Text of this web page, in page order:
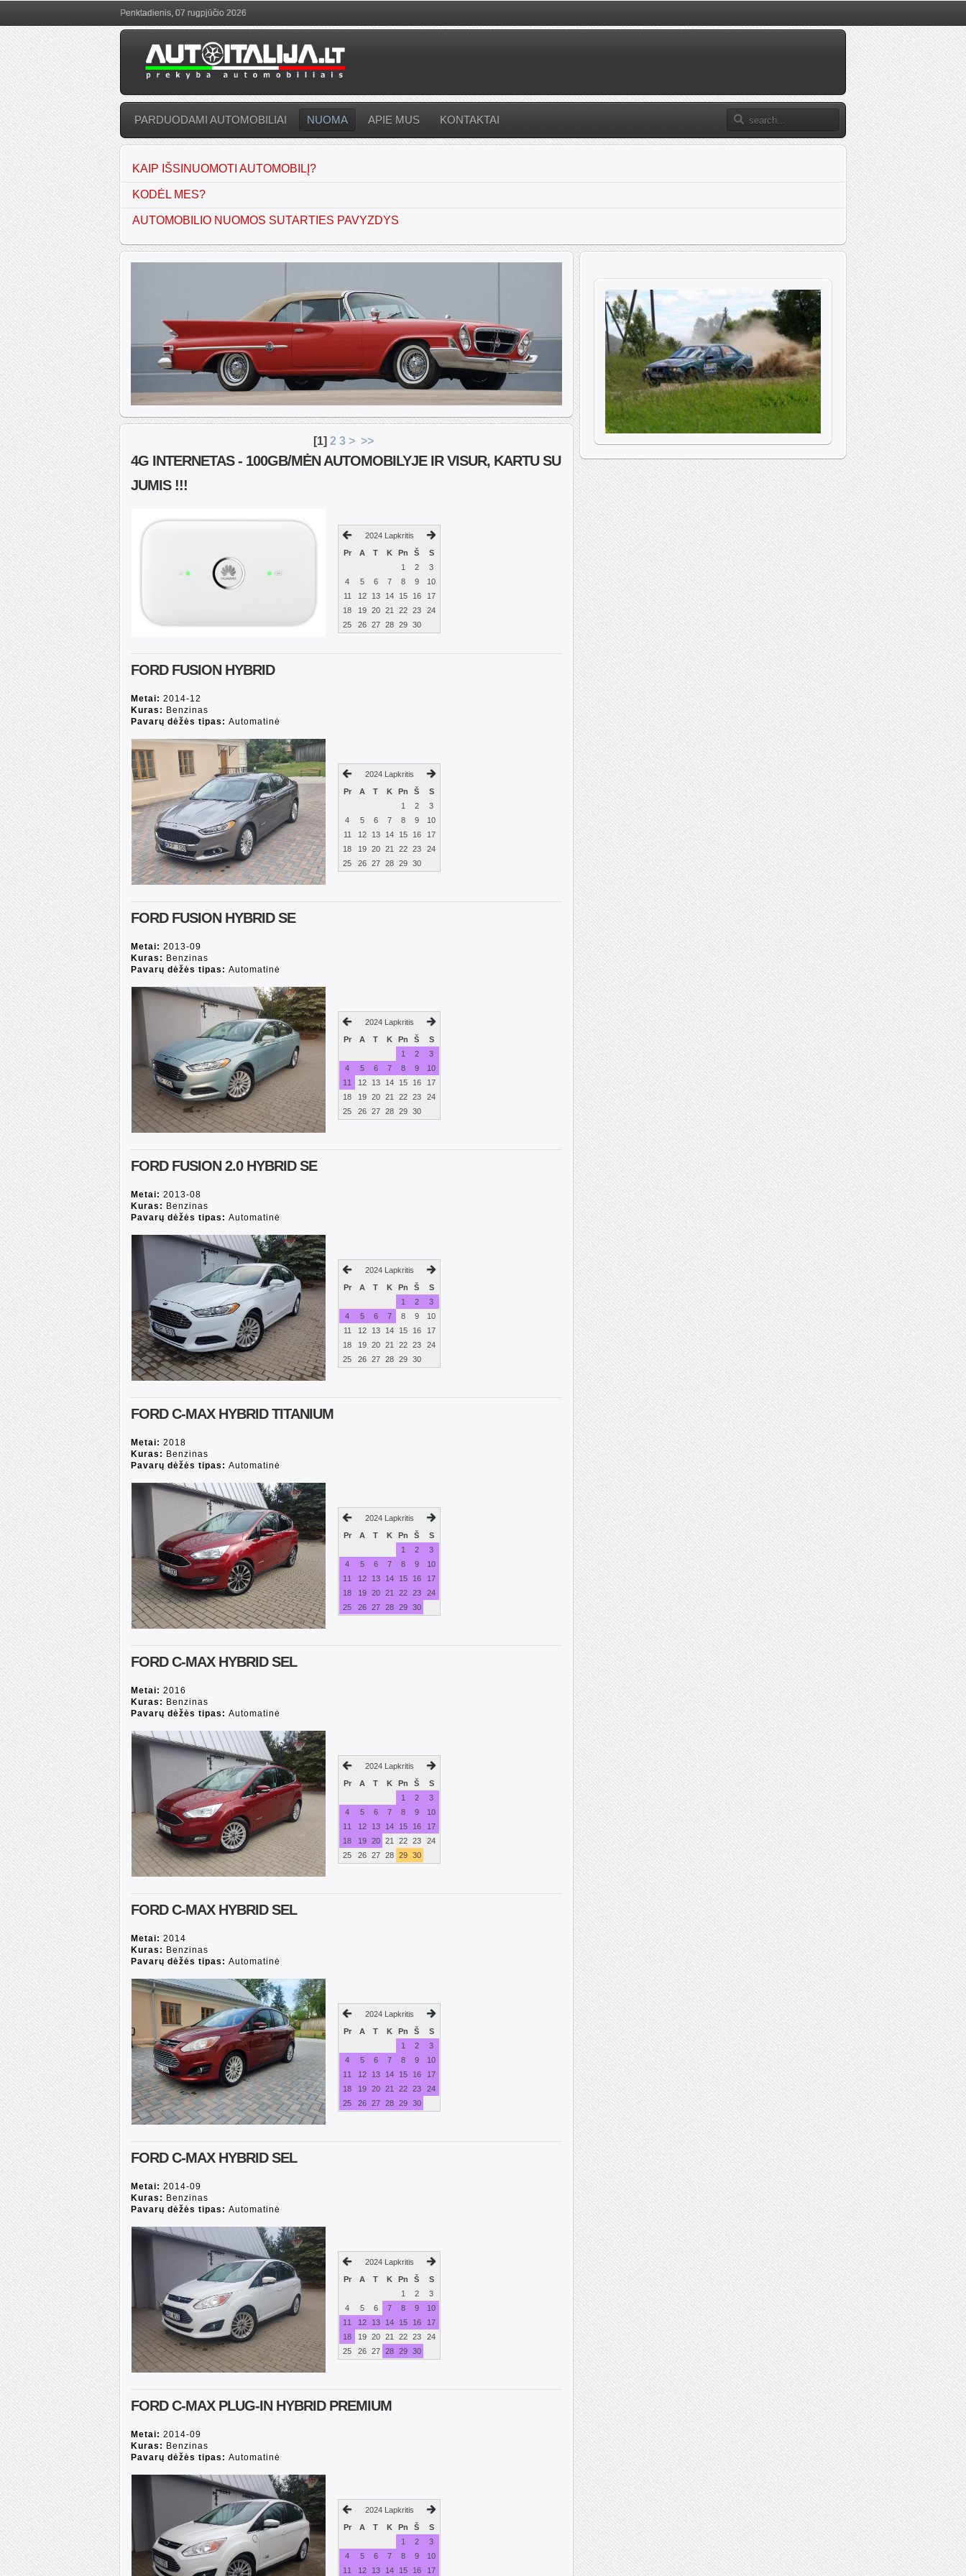
Penktadienis, 07 rugpjūčio 2026
PARDUODAMI AUTOMOBILIAI NUOMA APIE MUS KONTAKTAI
KAIP IŠSINUOMOTI AUTOMOBILĮ?
KODĖL MES?
AUTOMOBILIO NUOMOS SUTARTIES PAVYZDYS
[1] 2 3 > >>
4G INTERNETAS - 100GB/MĖN AUTOMOBILYJE IR VISUR, KARTU SU
JUMIS !!!
2024 Lapkritis
Pr
A T K Pn Š
S
1
2
3
4
5 6 7 8 9
10
11
12 13 14 15 16
17
18
19 20 21 22 23
24
25
26 27 28 29 30
FORD FUSION HYBRID
Metai: 2014-12
Kuras: Benzinas
Pavarų dėžės tipas: Automatinė
2024 Lapkritis
Pr
A T K Pn Š
S
1
2
3
4
5 6 7 8 9
10
11
12 13 14 15 16
17
18
19 20 21 22 23
24
25
26 27 28 29 30
FORD FUSION HYBRID SE
Metai: 2013-09
Kuras: Benzinas
Pavarų dėžės tipas: Automatinė
2024 Lapkritis
Pr
A T K Pn Š
S
1
2
3
4
5 6 7 8 9
10
11
12 13 14 15 16
17
18
19 20 21 22 23
24
25
26 27 28 29 30
FORD FUSION 2.0 HYBRID SE
Metai: 2013-08
Kuras: Benzinas
Pavarų dėžės tipas: Automatinė
2024 Lapkritis
Pr
A T K Pn Š
S
1
2
3
4
5 6 7 8 9
10
11
12 13 14 15 16
17
18
19 20 21 22 23
24
25
26 27 28 29 30
FORD C-MAX HYBRID TITANIUM
Metai: 2018
Kuras: Benzinas
Pavarų dėžės tipas: Automatinė
2024 Lapkritis
Pr
A T K Pn Š
S
1
2
3
4
5 6 7 8 9
10
11
12 13 14 15 16
17
18
19 20 21 22 23
24
25
26 27 28 29 30
FORD C-MAX HYBRID SEL
Metai: 2016
Kuras: Benzinas
Pavarų dėžės tipas: Automatinė
2024 Lapkritis
Pr
A T K Pn Š
S
1
2
3
4
5 6 7 8 9
10
11
12 13 14 15 16
17
18
19 20 21 22 23
24
25
26 27 28 29 30
FORD C-MAX HYBRID SEL
Metai: 2014
Kuras: Benzinas
Pavarų dėžės tipas: Automatinė
2024 Lapkritis
Pr
A T K Pn Š
S
1
2
3
4
5 6 7 8 9
10
11
12 13 14 15 16
17
18
19 20 21 22 23
24
25
26 27 28 29 30
FORD C-MAX HYBRID SEL
Metai: 2014-09
Kuras: Benzinas
Pavarų dėžės tipas: Automatinė
2024 Lapkritis
Pr
A T K Pn Š
S
1
2
3
4
5 6 7 8 9
10
11
12 13 14 15 16
17
18
19 20 21 22 23
24
25
26 27 28 29 30
FORD C-MAX PLUG-IN HYBRID PREMIUM
Metai: 2014-09
Kuras: Benzinas
Pavarų dėžės tipas: Automatinė
2024 Lapkritis
Pr
A T K Pn Š
S
1
2
3
4
5 6 7 8 9
10
11
12 13 14 15 16 17